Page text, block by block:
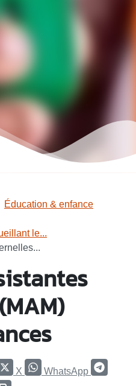
Éducation & enfance
le...
X WhatsApp